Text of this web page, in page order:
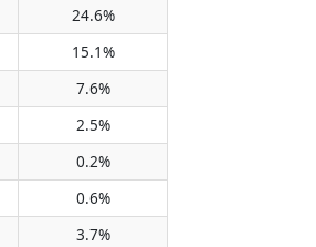
24.6%
15.1%
7.6%
2.5%
0.2%
0.6%
3.7%